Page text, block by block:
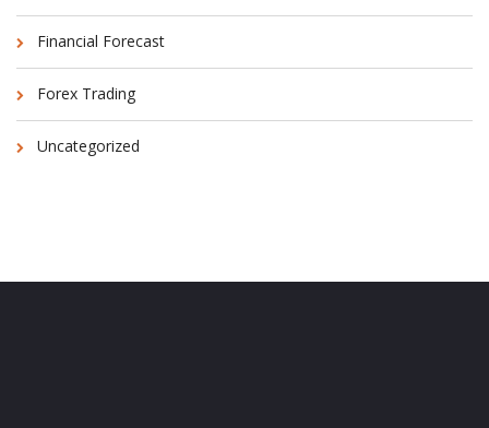
Financial Forecast
Forex Trading
Uncategorized